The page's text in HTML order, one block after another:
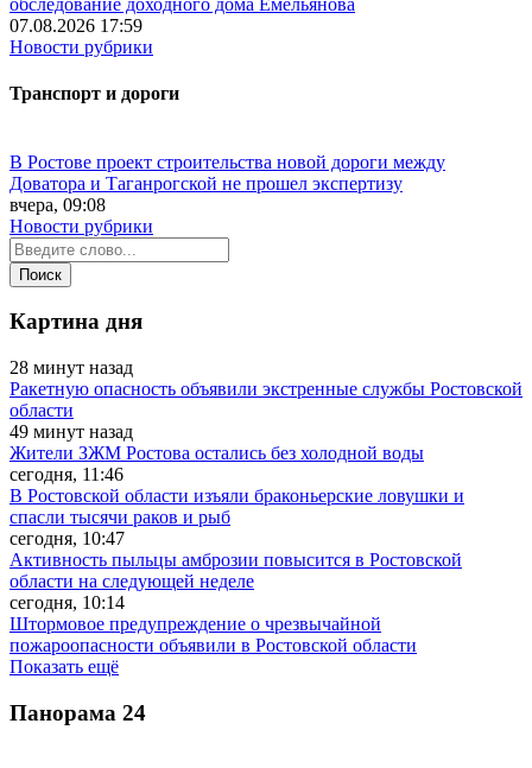
обследование доходного дома Емельянова
07.08.2026 17:59
Новости рубрики
Транспорт и дороги
В Ростове проект строительства новой дороги между
Доватора и Таганрогской не прошел экспертизу
вчера, 09:08
Новости рубрики
Картина дня
28 минут назад
Ракетную опасность объявили экстренные службы Ростовской
области
49 минут назад
Жители ЗЖМ Ростова остались без холодной воды
сегодня, 11:46
В Ростовской области изъяли браконьерские ловушки и
спасли тысячи раков и рыб
сегодня, 10:47
Активность пыльцы амброзии повысится в Ростовской
области на следующей неделе
сегодня, 10:14
Штормовое предупреждение о чрезвычайной
пожароопасности объявили в Ростовской области
Показать ещё
Панорама 24